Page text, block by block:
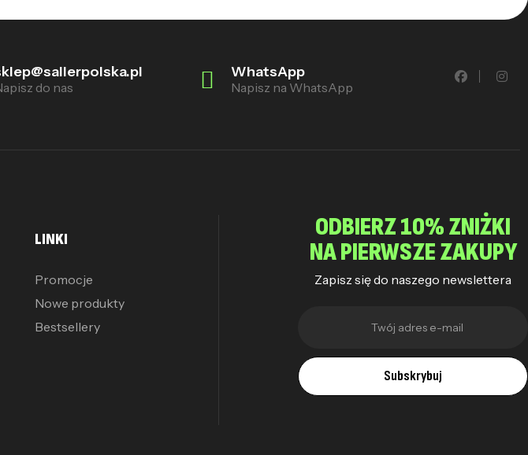
do nas
WhatsApp
Napisz na WhatsApp
LINKI
Promocje
Nowe produkty
Bestsellery
ODBIERZ 10% ZNIŻKI
NA PIERWSZE ZAKUPY
Zapisz się do naszego newslettera
Subskrybuj